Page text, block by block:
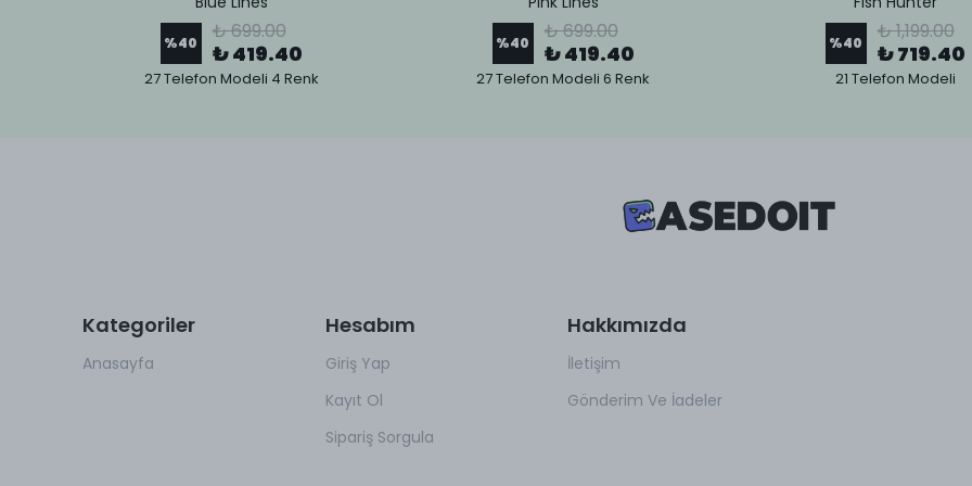
%40 ₺ 699.00
₺ 419.40
27 Telefon Modeli 4 Renk
%40 ₺ 699.00
₺ 419.40
27 Telefon Modeli 6 Renk
%40 ₺ 1,199.00
₺ 719.40
21 Telefon Modeli
Kategoriler
Anasayfa
Hesabım
Giriş Yap
Kayıt Ol
Sipariş Sorgula
Hakkımızda
İletişim
Gönderim Ve İadeler